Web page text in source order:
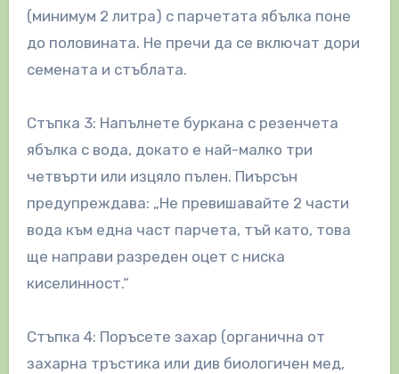
(минимум 2 литра) с парчетата ябълка поне
до половината. Не пречи да се включат дори
семената и стъблата.
Стъпка 3: Напълнете буркана с резенчета
ябълка с вода, докато е най-малко три
четвърти или изцяло пълен. Пиърсън
предупреждава: „Не превишавайте 2 части
вода към една част парчета, тъй като, това
ще направи разреден оцет с ниска
киселинност.“
Стъпка 4: Поръсете захар (органична от
захарна тръстика или див биологичен мед,